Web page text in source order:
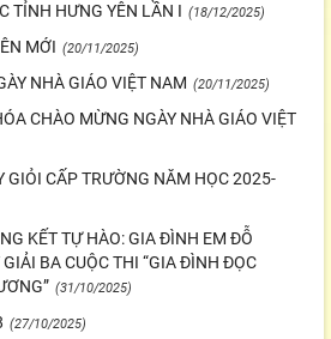
TỈNH HƯNG YÊN LẦN I (18/12/2025)
MỚI (20/11/2025)
NHÀ GIÁO VIỆT NAM (20/11/2025)
CHÀO MỪNG NGÀY NHÀ GIÁO VIỆT
GIỎI CẤP TRƯỜNG NĂM HỌC 2025-
KẾT TỰ HÀO: GIA ĐÌNH EM ĐỖ
BA CUỘC THI “GIA ĐÌNH ĐỌC
(31/10/2025)
(27/10/2025)